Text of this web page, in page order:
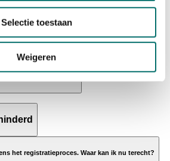
Selectie toestaan
Weigeren
gekregen, kan ik er meer ontvangen?
het registratieproces. Waar kan ik nu terecht?